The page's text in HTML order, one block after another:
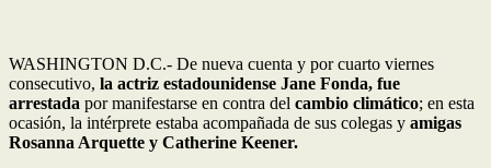
WASHINGTON D.C.- De nueva cuenta y por cuarto viernes
consecutivo, la actriz estadounidense Jane Fonda, fue
arrestada por manifestarse en contra del cambio climático; en esta
ocasión, la intérprete estaba acompañada de sus colegas y amigas
Rosanna Arquette y Catherine Keener.